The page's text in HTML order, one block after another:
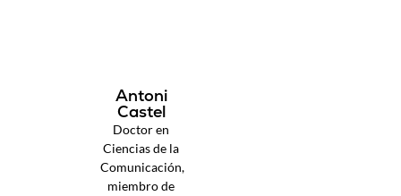
Antoni
Castel
Doctor en
Ciencias de la
Comunicación,
miembro de